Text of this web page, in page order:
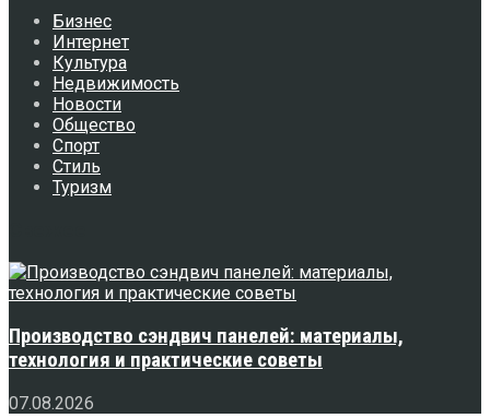
Бизнес
Интернет
Культура
Недвижимость
Новости
Общество
Спорт
Стиль
Туризм
Производство сэндвич панелей: материалы,
технология и практические советы
07.08.2026